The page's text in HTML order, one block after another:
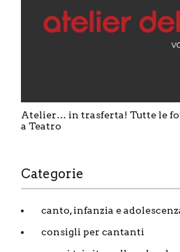
Atelier… in trasferta! Tutte le
a Teatro
Categorie
canto, infanzia e
consigli per cantanti